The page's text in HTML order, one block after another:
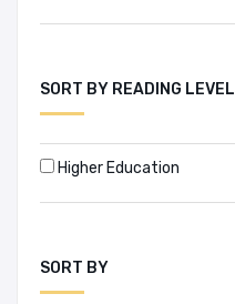
SORT BY READING LEVEL
Higher Education
SORT BY